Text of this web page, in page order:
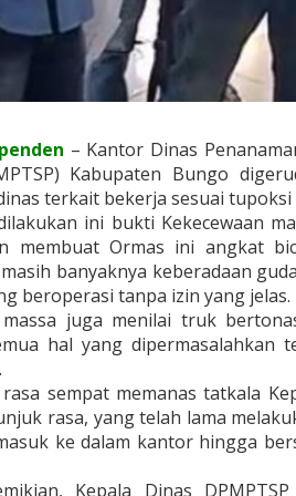
b
e
s
e
b
e
s
a
r
m
a
u
k
o
t
a
– Kantor Dinas
Kabupaten Bungo
terkait bekerja sesuai tupoksi
ini bukti Kekecewaan
membuat Ormas ini angkat
banyaknya keberadaan
beroperasi tanpa izin yang jelas.
juga menilai truk
hal yang dipermasalahkan
sempat memanas tatkala
rasa, yang telah lama
ke dalam kantor hingga
Kepala Dinas